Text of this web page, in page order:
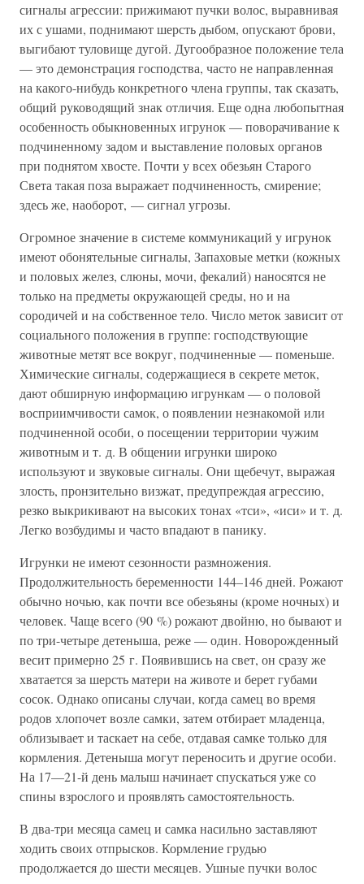
сигналы агрессии: прижимают пучки волос, выравнивая
их с ушами, поднимают шерсть дыбом, опускают брови,
выгибают туловище дугой. Дугообразное положение тела
— это демонстрация господства, часто не направленная
на какого-нибудь конкретного члена группы, так сказать,
общий руководящий знак отличия. Еще одна любопытная
особенность обыкновенных игрунок — поворачивание к
подчиненному задом и выставление половых органов
при поднятом хвосте. Почти у всех обезьян Старого
Света такая поза выражает подчиненность, смирение;
здесь же, наоборот, — сигнал угрозы.
Огромное значение в системе коммуникаций у игрунок
имеют обонятельные сигналы, Запаховые метки (кожных
и половых желез, слюны, мочи, фекалий) наносятся не
только на предметы окружающей среды, но и на
сородичей и на собственное тело. Число меток зависит от
социального положения в группе: господствующие
животные метят все вокруг, подчиненные — поменьше.
Химические сигналы, содержащиеся в секрете меток,
дают обширную информацию игрункам — о половой
восприимчивости самок, о появлении незнакомой или
подчиненной особи, о посещении территории чужим
животным и т. д. В общении игрунки широко
используют и звуковые сигналы. Они щебечут, выражая
злость, пронзительно визжат, предупреждая агрессию,
резко выкрикивают на высоких тонах «тси», «иси» и т. д.
Легко возбудимы и часто впадают в панику.
Игрунки не имеют сезонности размножения.
Продолжительность беременности 144–146 дней. Рожают
обычно ночью, как почти все обезьяны (кроме ночных) и
человек. Чаще всего (90 %) рожают двойню, но бывают и
по три-четыре детеныша, реже — один. Новорожденный
весит примерно 25 г. Появившись на свет, он сразу же
хватается за шерсть матери на животе и берет губами
сосок. Однако описаны случаи, когда самец во время
родов хлопочет возле самки, затем отбирает младенца,
облизывает и таскает на себе, отдавая самке только для
кормления. Детеныша могут переносить и другие особи.
На 17—21-й день малыш начинает спускаться уже со
спины взрослого и проявлять самостоятельность.
В два-три месяца самец и самка насильно заставляют
ходить своих отпрысков. Кормление грудью
продолжается до шести месяцев. Ушные пучки волос